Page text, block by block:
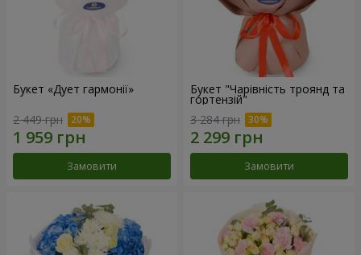
Букет «Дует гармонії»
2 449 грн
Замовити
Букет "Чарівність троянд та
гортензій"
3 284 грн
Замовити